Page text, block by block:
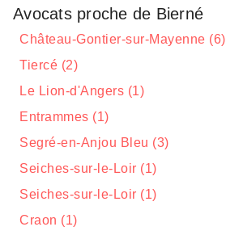
Avocats proche de Bierné
Château-Gontier-sur-Mayenne (6)
Tiercé (2)
Le Lion-d'Angers (1)
Entrammes (1)
Segré-en-Anjou Bleu (3)
Seiches-sur-le-Loir (1)
Seiches-sur-le-Loir (1)
Craon (1)